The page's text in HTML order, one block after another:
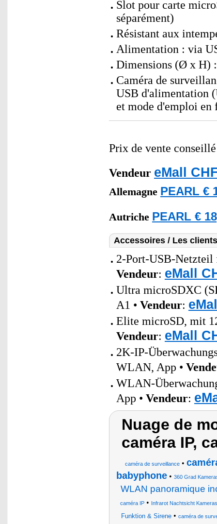
Slot pour carte
séparément)
Résistant aux
Alimentation : via
Dimensions (Ø x H)
Caméra de
USB d'alimentation
et mode d'emploi en
Prix de vente
Vendeur eMall
Allemagne PEARL €
Autriche PEARL €
Accessoires / Les
2-Port-USB-Netzteil
Vendeur: eMall
Ultra microSDXC
A1 • Vendeur:
Elite microSD, mit
Vendeur: eMall
2K-IP-
WLAN, App •
WLAN-
App • Vendeur:
Nuage de
caméra IP,
caméra de surveillance•
babyphone • 360 Grad
WLAN panoramique
caméra IP • Infrarot Nachtsicht Kameras
Funktion & Sirene • caméra de